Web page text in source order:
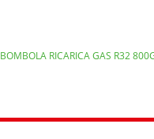
BOMBOLA RICARICA GAS R32